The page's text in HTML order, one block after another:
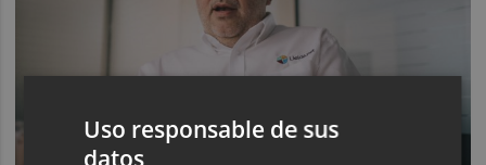
Uso responsable de sus
datos